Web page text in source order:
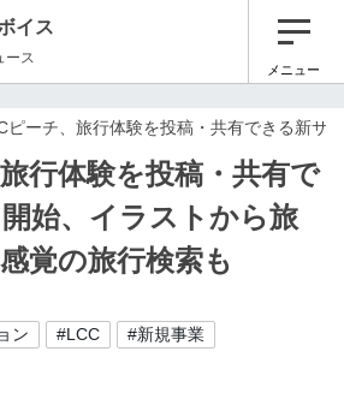
イス
ース
メニュー
ピーチ、旅行体験を投稿・共有できる新サ
行体験を投稿・共有で
始、イラストから旅
覚の旅行検索も
ン #LCC #新規事業